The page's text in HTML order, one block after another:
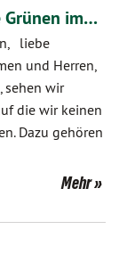
Grünen im…
liebe
und Herren,
sehen wir
die wir keinen
Dazu gehören
Mehr